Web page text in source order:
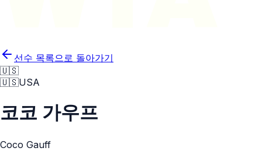
선수 목록으로 돌아가기
🇺🇸
🇺🇸USA
코코 가우프
Coco Gauff